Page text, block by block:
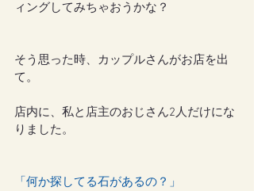
ィングしてみちゃおうかな？
そう思った時、カップルさんがお店を出
て。
店内に、私と店主のおじさん2人だけにな
りました。
「何か探してる石があるの？」